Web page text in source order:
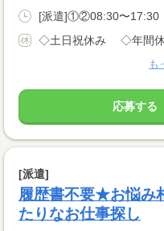
[派遣]①②08:30〜17:30
も
応募する
[派遣]
履歴書不要★お悩み
たりなお仕事探し